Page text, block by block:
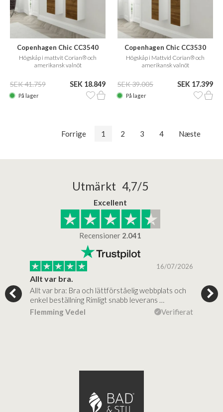
Copenhagen Chic CC3540
Högskåp i mattvit Corian® och
amerikansk valnöt
SEK 41.759 SEK 18.849
På lager
Copenhagen Chic CC3530
Högskåp i Mattvid Corian® och
amerikansk valnöt
SEK 39.005 SEK 17.399
På lager
Forrige 1 2 3 4 Næste
Utmärkt 4,7/5
Excellent
Recensioner 2.041
16/07/2026
Allt var bra.
Allt var bra: Bra och lättförståelig webbplats och
enkel beställning Rimligt snabb leverans …
Flemming Vedel
Verifierat
Jag